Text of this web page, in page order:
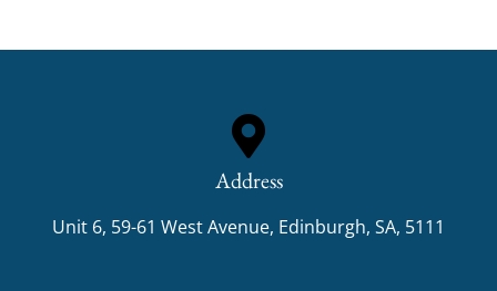
Address
Unit 6, 59-61 West Avenue, Edinburgh, SA, 5111